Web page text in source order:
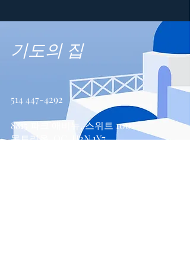
기도의 집
514 447-4292
8815 파크 애비뉴, 스위트 100
몬트리올, QC, H2N 1Y7